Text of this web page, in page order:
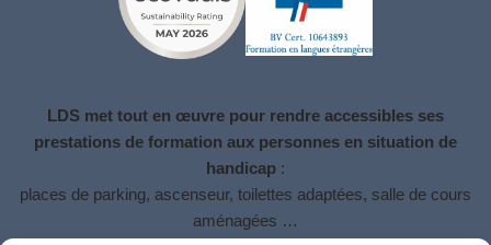
LDS met tout en œuvre pour rendre accessibles ses
prestations de formation aux personnes en situation de
handicap :
places de parking, ascenseur, toilettes adaptées, salle de cours
aménagées …